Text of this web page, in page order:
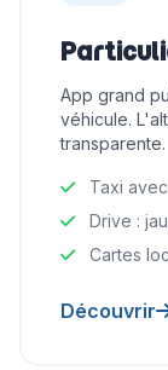
App grand
véhicule.
transparente.
Taxi
Drive :
Cartes
Découvrir